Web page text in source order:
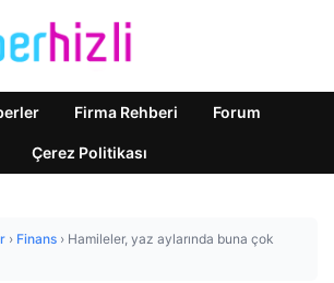
Firma Rehberi Forum
Çerez Politikası
› Finans › Hamileler, yaz aylarında buna çok